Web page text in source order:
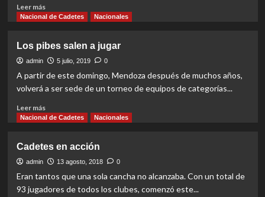
Leer másRead
more
dos
pudieron
ganar
Nacional de Cadetes Nacionales
Los pibes salen a jugar
admin 5 julio, 2019 0
A partir de este domingo, Mendoza después de muchos años,
volverá a ser sede de un torneo de equipos de categorías...
Leer másRead
more
pibes
salen
a
jugar
Nacional de Cadetes Nacionales
Cadetes en acción
admin 13 agosto, 2018 0
Eran tantos que una sola cancha no alcanzaba. Con un total de
93 jugadores de todos los clubes, comenzó este...